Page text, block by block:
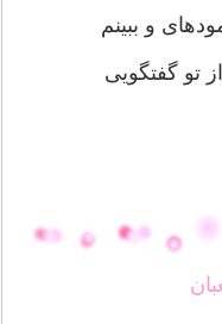
و ببینم
تو گفتگویی